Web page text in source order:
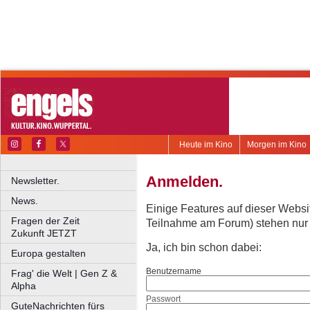
Morgen im Kino
Heute im Kino
Newsletter.
News.
Fragen der Zeit
Zukunft JETZT
Europa gestalten
Frag' die Welt | Gen Z &
Alpha
GuteNachrichten fürs
Anmelden.
Einige Features auf dieser
Teilnahme am Forum) stehen
Ja, ich bin schon dabei:
Benutzername
Passwort